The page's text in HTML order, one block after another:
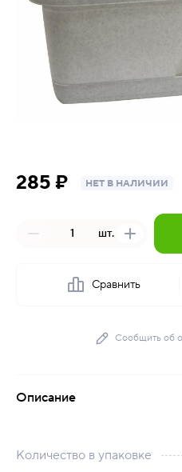
285 ₽ НЕТ В НАЛИЧИИ
шт.
Сравнить
Сообщить об
Описание
Количество в упаковке